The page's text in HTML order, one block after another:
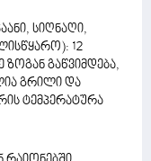
სიღნაღი,
12
გაწვიმდება,
გრილი და
ტემპერატურა